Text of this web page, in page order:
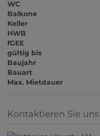
WC
Balkone
Keller
HWB
fGEE
gültig bis
Baujahr
Bauart
Max. Mietdauer
Kontaktieren Sie uns